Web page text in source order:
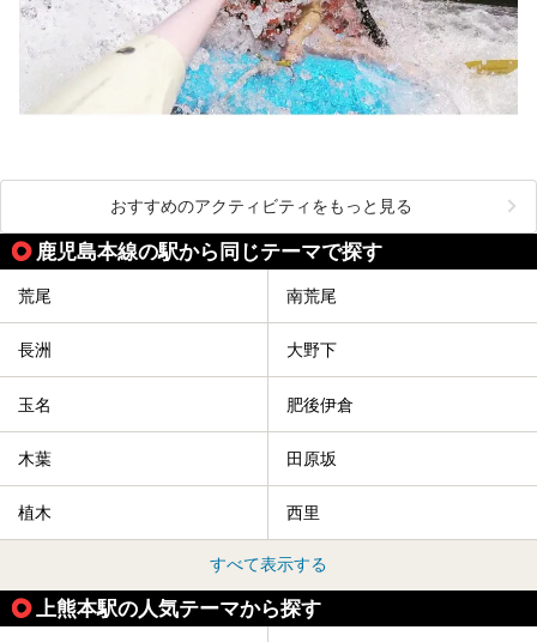
おすすめのアクティビティをもっと見る
鹿児島本線の駅から同じテーマで探す
荒尾 南荒尾
長洲 大野下
玉名 肥後伊倉
木葉 田原坂
植木 西里
すべて表示する
上熊本駅の人気テーマから探す